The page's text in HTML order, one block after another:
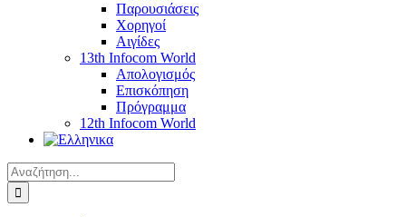
Παρουσιάσεις
Χορηγοί
Αιγίδες
13th Infocom World
Απολογισμός
Επισκόπηση
Πρόγραμμα
12th Infocom World
Αναζήτηση
για: